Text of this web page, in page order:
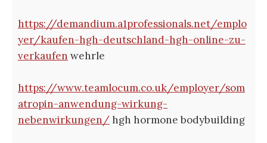
https://demandium.a1professionals.net/emplo
yer/kaufen-hgh-deutschland-hgh-online-zu-
verkaufen wehrle
https://www.teamlocum.co.uk/employer/som
atropin-anwendung-wirkung-
nebenwirkungen/hgh hormone bodybuilding